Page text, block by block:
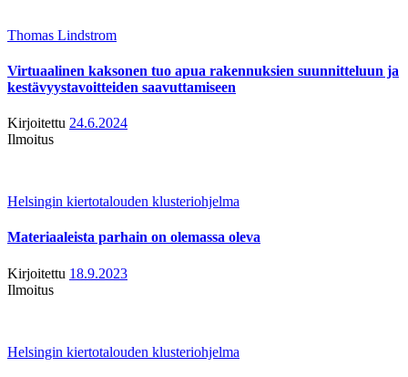
Thomas Lindstrom
Virtuaalinen kaksonen tuo apua rakennuksien suunnitteluun ja
kestävyystavoitteiden saavuttamiseen
Kirjoitettu 24.6.2024
Ilmoitus
Helsingin kiertotalouden klusteriohjelma
Materiaaleista parhain on olemassa oleva
Kirjoitettu 18.9.2023
Ilmoitus
Helsingin kiertotalouden klusteriohjelma